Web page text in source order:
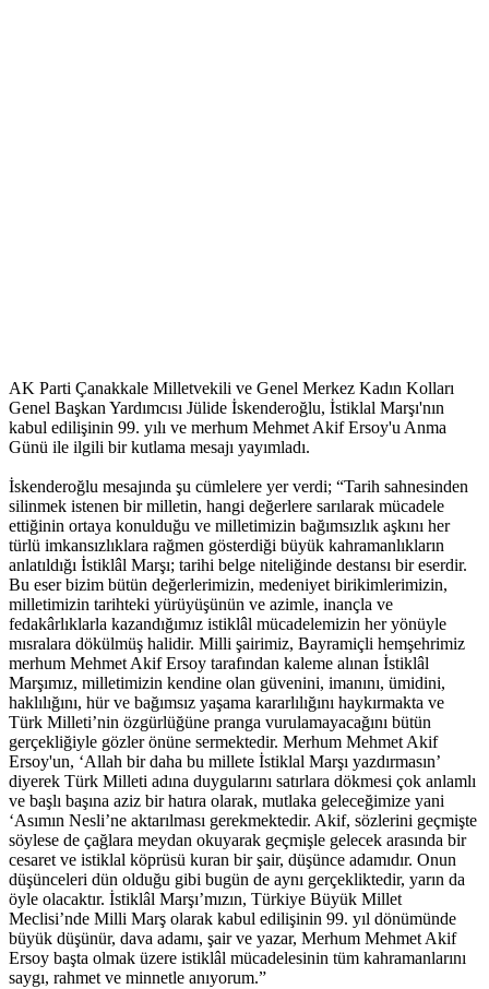
AK Parti Çanakkale Milletvekili ve Genel Merkez Kadın Kolları
Genel Başkan Yardımcısı Jülide İskenderoğlu, İstiklal Marşı'nın
kabul edilişinin 99. yılı ve merhum Mehmet Akif Ersoy'u Anma
Günü ile ilgili bir kutlama mesajı yayımladı.
İskenderoğlu mesajında şu cümlelere yer verdi; “Tarih sahnesinden
silinmek istenen bir milletin, hangi değerlere sarılarak mücadele
ettiğinin ortaya konulduğu ve milletimizin bağımsızlık aşkını her
türlü imkansızlıklara rağmen gösterdiği büyük kahramanlıkların
anlatıldığı İstiklâl Marşı; tarihi belge niteliğinde destansı bir eserdir.
Bu eser bizim bütün değerlerimizin, medeniyet birikimlerimizin,
milletimizin tarihteki yürüyüşünün ve azimle, inançla ve
fedakârlıklarla kazandığımız istiklâl mücadelemizin her yönüyle
mısralara dökülmüş halidir. Milli şairimiz, Bayramiçli hemşehrimiz
merhum Mehmet Akif Ersoy tarafından kaleme alınan İstiklâl
Marşımız, milletimizin kendine olan güvenini, imanını, ümidini,
haklılığını, hür ve bağımsız yaşama kararlılığını haykırmakta ve
Türk Milleti’nin özgürlüğüne pranga vurulamayacağını bütün
gerçekliğiyle gözler önüne sermektedir. Merhum Mehmet Akif
Ersoy'un, ‘Allah bir daha bu millete İstiklal Marşı yazdırmasın’
diyerek Türk Milleti adına duygularını satırlara dökmesi çok anlamlı
ve başlı başına aziz bir hatıra olarak, mutlaka geleceğimize yani
‘Asımın Nesli’ne aktarılması gerekmektedir. Akif, sözlerini geçmişte
söylese de çağlara meydan okuyarak geçmişle gelecek arasında bir
cesaret ve istiklal köprüsü kuran bir şair, düşünce adamıdır. Onun
düşünceleri dün olduğu gibi bugün de aynı gerçekliktedir, yarın da
öyle olacaktır. İstiklâl Marşı’mızın, Türkiye Büyük Millet
Meclisi’nde Milli Marş olarak kabul edilişinin 99. yıl dönümünde
büyük düşünür, dava adamı, şair ve yazar, Merhum Mehmet Akif
Ersoy başta olmak üzere istiklâl mücadelesinin tüm kahramanlarını
saygı, rahmet ve minnetle anıyorum.”